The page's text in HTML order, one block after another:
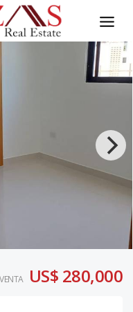
VENTA US$ 280,000